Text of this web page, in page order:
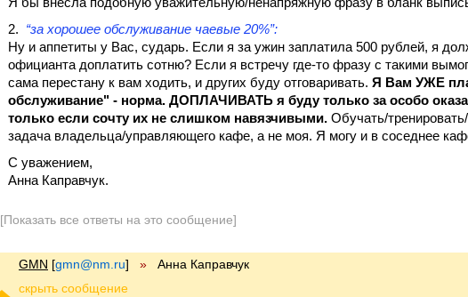
2. “за хорошее обслуживание чаевые 20%”:
Ну и аппетиты у Вас, сударь. Если я за ужин заплатила 500 рублей, я
официанта доплатить сотню? Если я встречу где-то фразу с такими
сама перестану к вам ходить, и других буду отговаривать. Я Вам УЖЕ
обслуживание" - норма. ДОПЛАЧИВАТЬ я буду только за особо
только если сочту их не слишком навязчивыми. Обучать/
задача владельца/управляющего кафе, а не моя. Я могу и в соседнее
С уважением,
Анна Каправчук.
[Показать все ответы на это сообщение]
GMN [gmn@nm.ru] » Анна Каправчук